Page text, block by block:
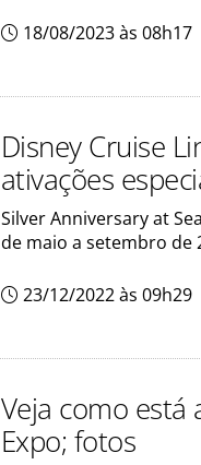
18/08/2023 às 08h17
Disney Cruise
ativações
Silver Anniversary at
de maio a setembro de
23/12/2022 às 09h29
Veja como está
Expo; fotos